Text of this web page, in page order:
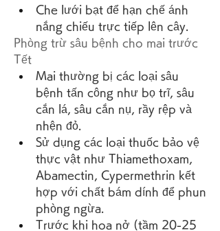
Che lưới bạt để hạn chế ánh
nắng chiếu trực tiếp lên cây.
Phòng trừ sâu bệnh cho mai trước
Tết
Mai thường bị các loại sâu
bệnh tấn công như bọ trĩ, sâu
cắn lá, sâu cắn nụ, rầy rệp và
nhện đỏ.
Sử dụng các loại thuốc bảo vệ
thực vật như Thiamethoxam,
Abamectin, Cypermethrin kết
hợp với chất bám dính để phun
phòng ngừa.
Trước khi hoa nở (tầm 20-25